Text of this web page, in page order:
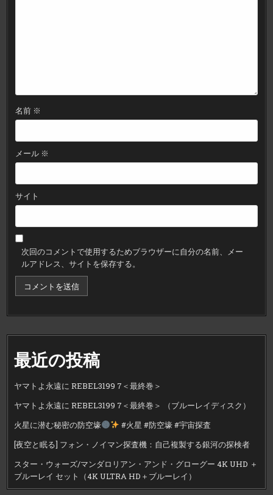
名前 ※
メール ※
サイト
次回のコメントで使用するためブラウザーに自分の名前、メー
ルアドレス、サイトを保存する。
最近の投稿
ヤマトよ永遠に REBEL3199 7＜最終巻＞
ヤマトよ永遠に REBEL3199 7＜最終巻＞ （ブルーレイディスク）
火星に潜む秘密の防空壕
#火星 #防空壕 #宇宙探査
[夜空と眠る] フォン・ノイマン探査機：自己複製する銀河の探検者
スター・ウォーズ/マンダロリアン・アンド・グローグー 4K UHD ＋
ブルーレイ セット（4K ULTRA HD＋ブルーレイ）